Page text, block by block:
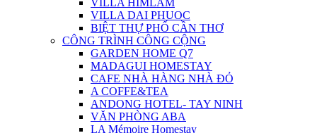
VILLA HIMLAM
VILLA DAI PHUOC
BIỆT THỰ PHỐ CẦN THƠ
CÔNG TRÌNH CÔNG CỘNG
GARDEN HOME Q7
MADAGUI HOMESTAY
CAFE NHÀ HÀNG NHÀ ĐỎ
A COFFE&TEA
ANDONG HOTEL- TAY NINH
VĂN PHÒNG ABA
LA Mémoire Homestay